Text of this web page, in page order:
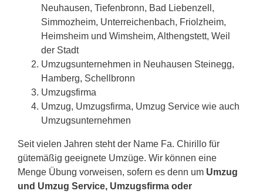
Neuhausen, Tiefenbronn, Bad Liebenzell,
Simmozheim, Unterreichenbach, Friolzheim,
Heimsheim und Wimsheim, Althengstett, Weil
der Stadt
Umzugsunternehmen in Neuhausen Steinegg,
Hamberg, Schellbronn
Umzugsfirma
Umzug, Umzugsfirma, Umzug Service wie auch
Umzugsunternehmen
Seit vielen Jahren steht der Name Fa. Chirillo für
gütemäßig geeignete Umzüge. Wir können eine
Menge Übung vorweisen, sofern es denn um Umzug
und Umzug Service, Umzugsfirma oder